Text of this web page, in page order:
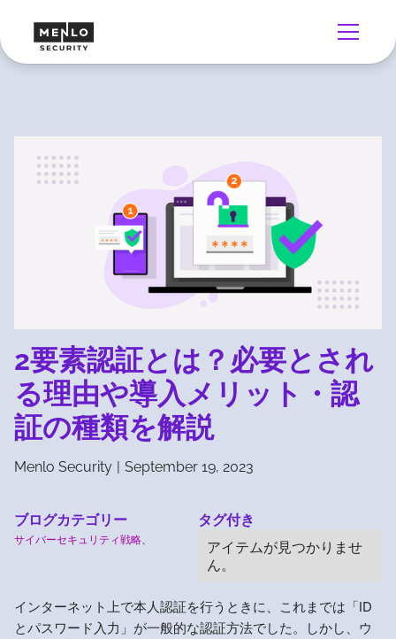
2要素認証とは？必要とされ
る理由や導入メリット・認
証の種類を解説
Menlo Security | September 19, 2023
ブログカテゴリー
サイバーセキュリティ戦略
タグ付き
アイテムが見つかりませ
ん。
インターネット上で本人認証を行うときに、これまでは「ID
とパスワード入力」が一般的な認証方法でした。しかし、ウ